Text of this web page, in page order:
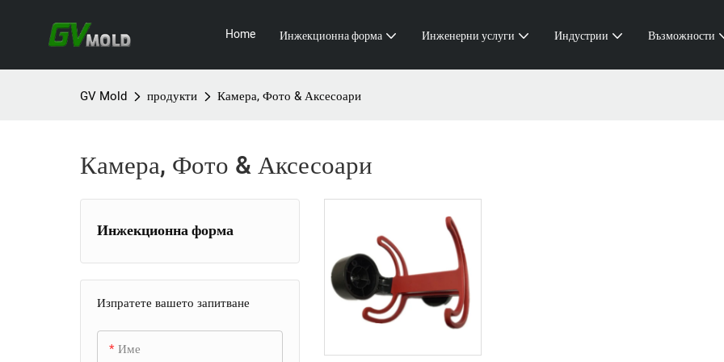
Home Инжекционна форма Инженерни услуги Индустрии Възможности
GV Mold продукти Камера, Фото & Аксесоари
Камера, Фото & Аксесоари
Инжекционна форма
+ Мухъл за домакински уреди
Калъп за телевизор
Форма за потребителска
електроника
Изпратете вашето запитване
Име